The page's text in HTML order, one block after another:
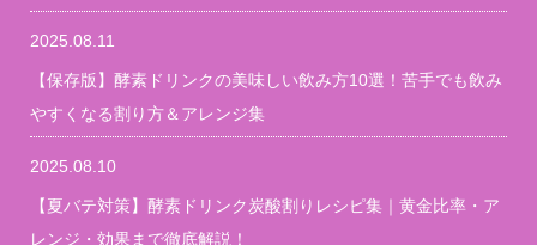
2025.08.11
【保存版】酵素ドリンクの美味しい飲み方10選！苦手でも飲み
やすくなる割り方＆アレンジ集
2025.08.10
【夏バテ対策】酵素ドリンク炭酸割りレシピ集｜黄金比率・ア
レンジ・効果まで徹底解説！